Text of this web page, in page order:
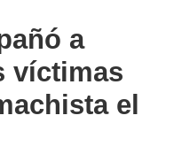
a
víctimas
el